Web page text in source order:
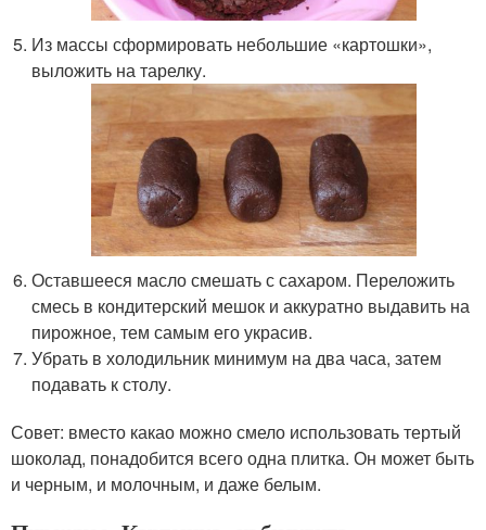
Из массы сформировать небольшие «картошки»,
выложить на тарелку.
Оставшееся масло смешать с сахаром. Переложить
смесь в кондитерский мешок и аккуратно выдавить на
пирожное, тем самым его украсив.
Убрать в холодильник минимум на два часа, затем
подавать к столу.
Совет: вместо какао можно смело использовать тертый
шоколад, понадобится всего одна плитка. Он может быть
и черным, и молочным, и даже белым.